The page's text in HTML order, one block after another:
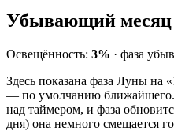
Убывающий месяц
Освещённость: 3% · фаза
Здесь показана фаза Луны на
— по умолчанию ближайшего.
над таймером, и фаза
дня) она немного смещается